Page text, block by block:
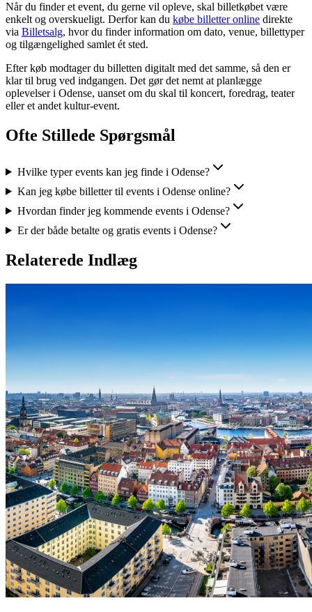
Når du finder et event, du gerne vil opleve, skal billetkøbet være
enkelt og overskueligt. Derfor kan du købe billetter online direkte
via Billetsalg, hvor du finder information om dato, venue, billettyper
og tilgængelighed samlet ét sted.
Efter køb modtager du billetten digitalt med det samme, så den er
klar til brug ved indgangen. Det gør det nemt at planlægge
oplevelser i Odense, uanset om du skal til koncert, foredrag, teater
eller et andet kultur-event.
Ofte Stillede Spørgsmål
Hvilke typer events kan jeg finde i Odense?
Kan jeg købe billetter til events i Odense online?
Hvordan finder jeg kommende events i Odense?
Er der både betalte og gratis events i Odense?
Relaterede Indlæg